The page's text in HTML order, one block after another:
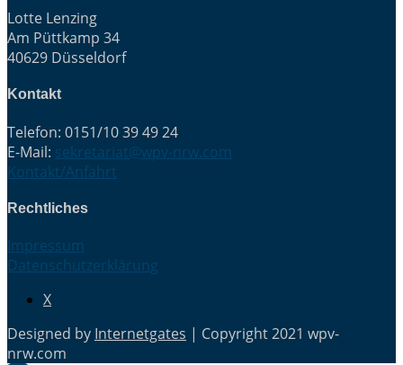
Lotte Lenzing
Am Püttkamp 34
40629 Düsseldorf
Kontakt
Telefon: 0151/10 39 49 24
E-Mail: sekretariat@wpv-nrw.com
Kontakt/Anfahrt
Rechtliches
Impressum
Datenschutzerklärung
X
Designed by Internetgates | Copyright 2021 wpv-
nrw.com